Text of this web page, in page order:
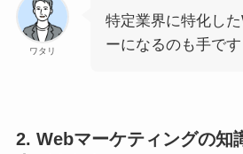
ワタリ
特定業界に特化し
ーになるのも手です
2. Webマーケティングの知